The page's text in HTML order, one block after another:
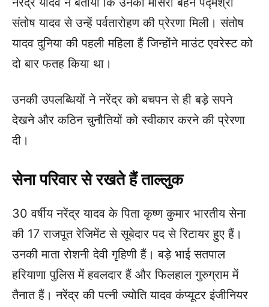
संतोष यादव से उन्हें पर्वतारोहण की प्रेरणा मिली। संतोष
यादव दुनिया की पहली महिला हैं जिन्होंने माउंट एवरेस्ट को
दो बार फतह किया था।
उनकी उपलब्धियों ने नरेंद्र को बचपन से ही बड़े सपने
देखने और कठिन चुनौतियों को स्वीकार करने की प्रेरणा
दी।
सेना परिवार से रखते हैं ताल्लुक
30 वर्षीय नरेंद्र यादव के पिता कृष्ण कुमार भारतीय सेना
की 17 राजपूत रेजिमेंट से सूबेदार पद से रिटायर हुए हैं।
उनकी माता रोशनी देवी गृहिणी हैं। बड़े भाई सतपाल
हरियाणा पुलिस में हवलदार हैं और फिलहाल गुरुग्राम में
तैनात हैं। नरेंद्र की पत्नी ज्योति यादव कंप्यूटर इंजीनियर